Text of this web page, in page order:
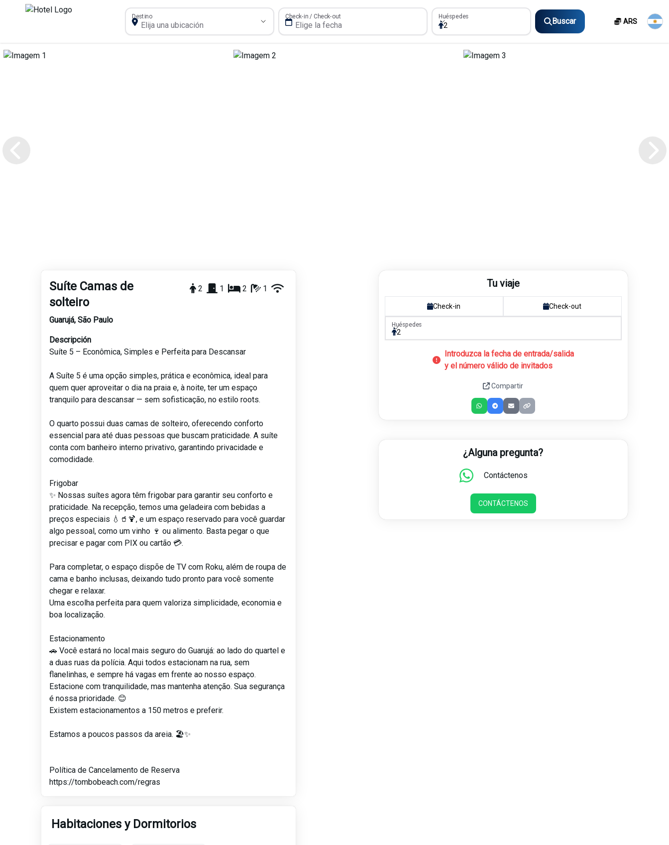
Destino Check-in / Check-out Huéspedes
Huéspedes
2 Buscar ARS
Suíte Camas de
solteiro
2 1 2 1
Guarujá, São Paulo
Descripción
Suíte 5 – Econômica, Simples e Perfeita para Descansar
A Suíte 5 é uma opção simples, prática e econômica, ideal para
quem quer aproveitar o dia na praia e, à noite, ter um espaço
tranquilo para descansar — sem sofisticação, no estilo roots.
O quarto possui duas camas de solteiro, oferecendo conforto
essencial para até duas pessoas que buscam praticidade. A suíte
conta com banheiro interno privativo, garantindo privacidade e
comodidade.
Frigobar
✨ Nossas suítes agora têm frigobar para garantir seu conforto e
praticidade. Na recepção, temos uma geladeira com bebidas a
preços especiais 💧🥤🍹, e um espaço reservado para você guardar
algo pessoal, como um vinho 🍷 ou alimento. Basta pegar o que
precisar e pagar com PIX ou cartão 💳.
Para completar, o espaço dispõe de TV com Roku, além de roupa de
cama e banho inclusas, deixando tudo pronto para você somente
chegar e relaxar.
Uma escolha perfeita para quem valoriza simplicidade, economia e
boa localização.
Estacionamento
🚗 Você estará no local mais seguro do Guarujá: ao lado do quartel e
a duas ruas da polícia. Aqui todos estacionam na rua, sem
flanelinhas, e sempre há vagas em frente ao nosso espaço.
Estacione com tranquilidade, mas mantenha atenção. Sua segurança
é nossa prioridade. 😊
Existem estacionamentos a 150 metros e preferir.
Estamos a poucos passos da areia. 🏖️✨
Política de Cancelamento de Reserva
https://tombobeach.com/regras
Habitaciones y Dormitorios
Tu viaje
Check-in Check-out
Huéspedes
Huéspedes
2
Introduzca la fecha de entrada/salida
y el número válido de invitados
Compartir
¿Alguna pregunta?
Contáctenos
CONTÁCTENOS